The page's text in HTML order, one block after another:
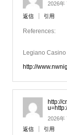
2026年
返信 引用
References:
Legiano
http://
http://
2026年
返信
引用